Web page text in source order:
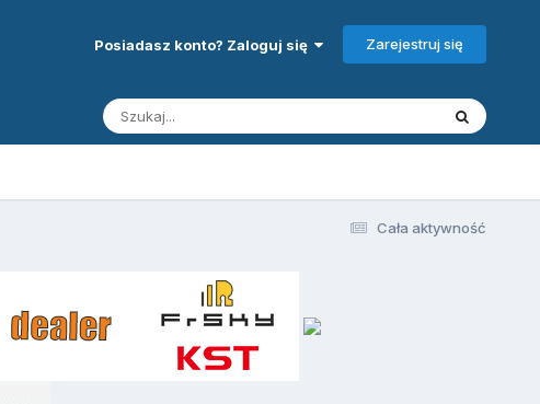
Posiadasz konto? Zaloguj się Zarejestruj się
Cała aktywność